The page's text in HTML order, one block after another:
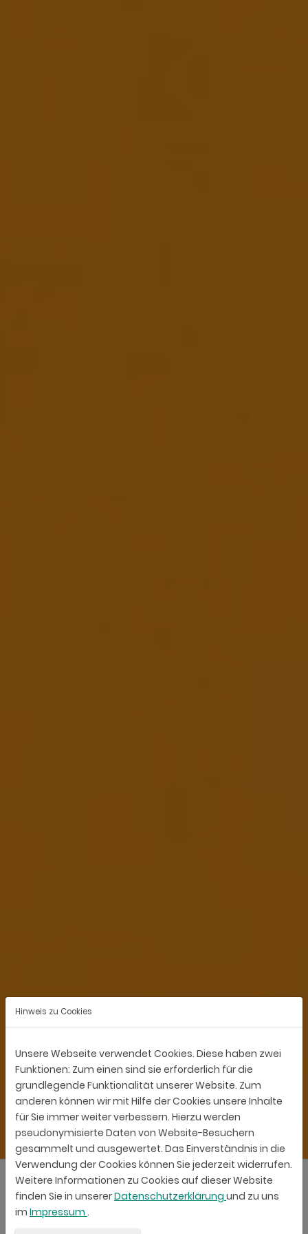
Hinweis zu Cookies
Unsere Webseite verwendet Cookies. Diese haben zwei
Funktionen: Zum einen sind sie erforderlich für die
grundlegende Funktionalität unserer Website. Zum
anderen können wir mit Hilfe der Cookies unsere Inhalte
für Sie immer weiter verbessern. Hierzu werden
pseudonymisierte Daten von Website-Besuchern
gesammelt und ausgewertet. Das Einverständnis in die
Verwendung der Cookies können Sie jederzeit widerrufen.
Weitere Informationen zu Cookies auf dieser Website
finden Sie in unsererDatenschutzerklärung und zu uns
im Impressum .